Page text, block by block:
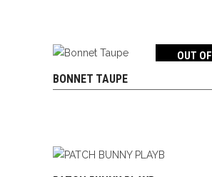
OUT
LIRE LA SUITE
BONNET TAUPE